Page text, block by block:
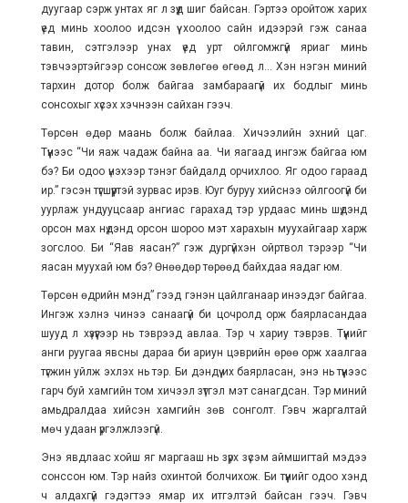
дуугаар сэрж унтах яг л зүүд шиг байсан. Гэртээ оройтож харих
үед минь хоолоо идсэн үү хоолоо сайн идээрэй гэж санаа
тавин, сэтгэлээр унах үед урт ойлгомжгүй яриаг минь
тэвчээртэйгээр сонсож зөвлөгөө өгөөд л... Хэн нэгэн миний
тархин дотор болж байгаа замбараагүй их бодлыг минь
сонсохыг хүсэх хэчнээн сайхан гээч.
Төрсөн өдөр маань болж байлаа. Хичээлийн эхний цаг.
Түүнээс “Чи яаж чадаж байна аа. Чи яагаад ингэж байгаа юм
бэ? Би одоо үнэхээр тэнэг байдалд орчихлоо. Яг одоо гараад
ир.” гэсэн түгшүүртэй зурвас ирэв. Юуг буруу хийснээ ойлгоогүй би
уурлаж ундууцсаар ангиас гарахад тэр урдаас минь шүдэнд
орсон мах нүдэнд орсон шороо мэт харахын муухайгаар харж
зогслоо. Би “Яав яасан?” гэж дургүйхэн ойртвол тэрээр “Чи
яасан муухай юм бэ? Өнөөдөр төрөөд байхдаа яадаг юм.
Төрсөн өдрийн мэнд” гээд гэнэн цайлганаар инээдэг байгаа.
Ингэж хэлнэ чинээ санаагүй би цочролд орж баярласандаа
шууд л хүзүүгээр нь тэврээд авлаа. Тэр ч хариу тэврэв. Түүнийг
анги руугаа явсны дараа би ариун цэврийн өрөө орж хаалгаа
түгжин уйлж эхлэх нь тэр. Би дэндүү их баярласан, энэ нь түүнээс
гарч буй хамгийн том хичээл зүтгэл мэт санагдсан. Тэр миний
амьдралдаа хийсэн хамгийн зөв сонголт. Гэвч жаргалтай
мөч удаан үргэлжлээгүй.
Энэ явдлаас хойш яг маргааш нь зүрх зүсэм аймшигтай мэдээ
сонссон юм. Тэр найз охинтой болчихож. Би түүнийг одоо хэнд
ч алдахгүй гэдэгтээ ямар их итгэлтэй байсан гээч. Гэвч